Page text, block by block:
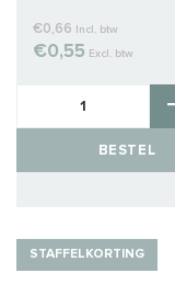
€0,66 Incl. btw
€0,55 Excl. btw
BESTEL
STAFFELKORTING